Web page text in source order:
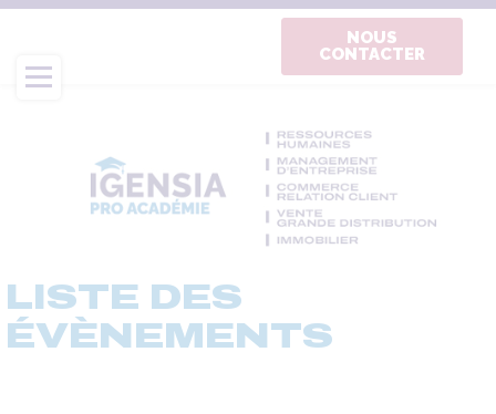
Aller
contenu
principal
NOUS
CONTACTER
LISTE DES
ÉVÈNEMENTS